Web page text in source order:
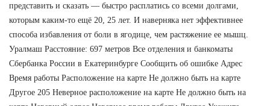
представить и сказать — быстро расплатись со всеми долгами,
которым каким-то ещё 20, 25 лет. И наверняка нет эффективнее
способа избавления от боли в ягодице, чем растяжение ее мышц.
Уралмаш Расстояние: 697 метров Все отделения и банкоматы
Сбербанка России в Екатеринбурге Сообщить об ошибке Адрес
Время работы Расположение на карте Не должно быть на карте
Другое 205 Неверное расположение на карте Не должно быть на